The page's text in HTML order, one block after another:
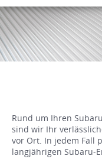
Rund um Ihren
sind wir Ihr
vor Ort. In jedem Fall
langjährigen Subaru-